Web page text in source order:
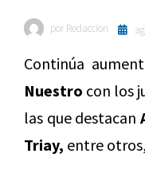
por Redaccion
Continúa
Nuestro con los
las que destacan
Triay, entre